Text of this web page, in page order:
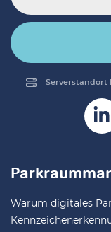
Serverstandort
Warum digitales